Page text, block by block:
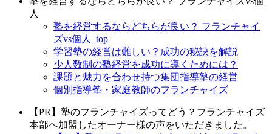
人
塾を経営するならどちらが良い？ フランチャイ
ズvs個人_top
学習塾の経営は難しい？成功の秘訣を解説
少人数制の塾経営を成功に導くためには？
課題と魅力を合わせ持つ集団指導塾の経営
個別指導塾・家庭教師のフランチャイズ
【PR】塾のフランチャイズってどう？フランチャイズ
本部へ加盟したオーナー様の声をいただきました。